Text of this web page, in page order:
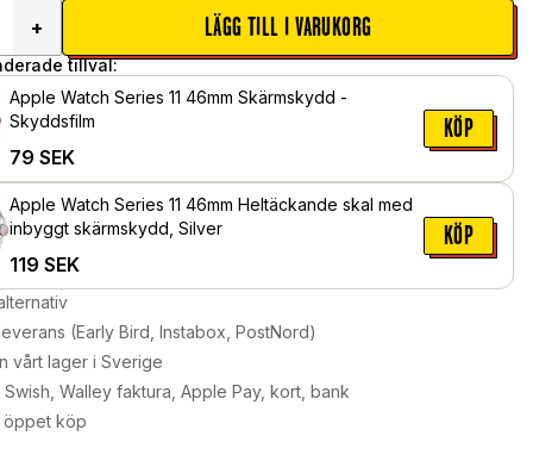
+ LÄGG TILL I VARUKORG
tillval:
Apple Watch Series 11 46mm Skärmskydd -
Skyddsfilm
79 SEK
KÖP
Apple Watch Series 11 46mm Heltäckande skal med
inbyggt skärmskydd, Silver
119 SEK
KÖP
(Early Bird, Instabox, PostNord)
vårt lager i Sverige
Swish, Walley faktura, Apple Pay, kort, bank
öppet köp